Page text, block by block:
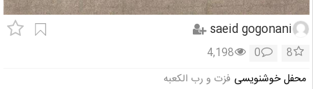
saeid gogonani
8
0
4,198
محفل خوشنویسی فزت و رب الکعبه